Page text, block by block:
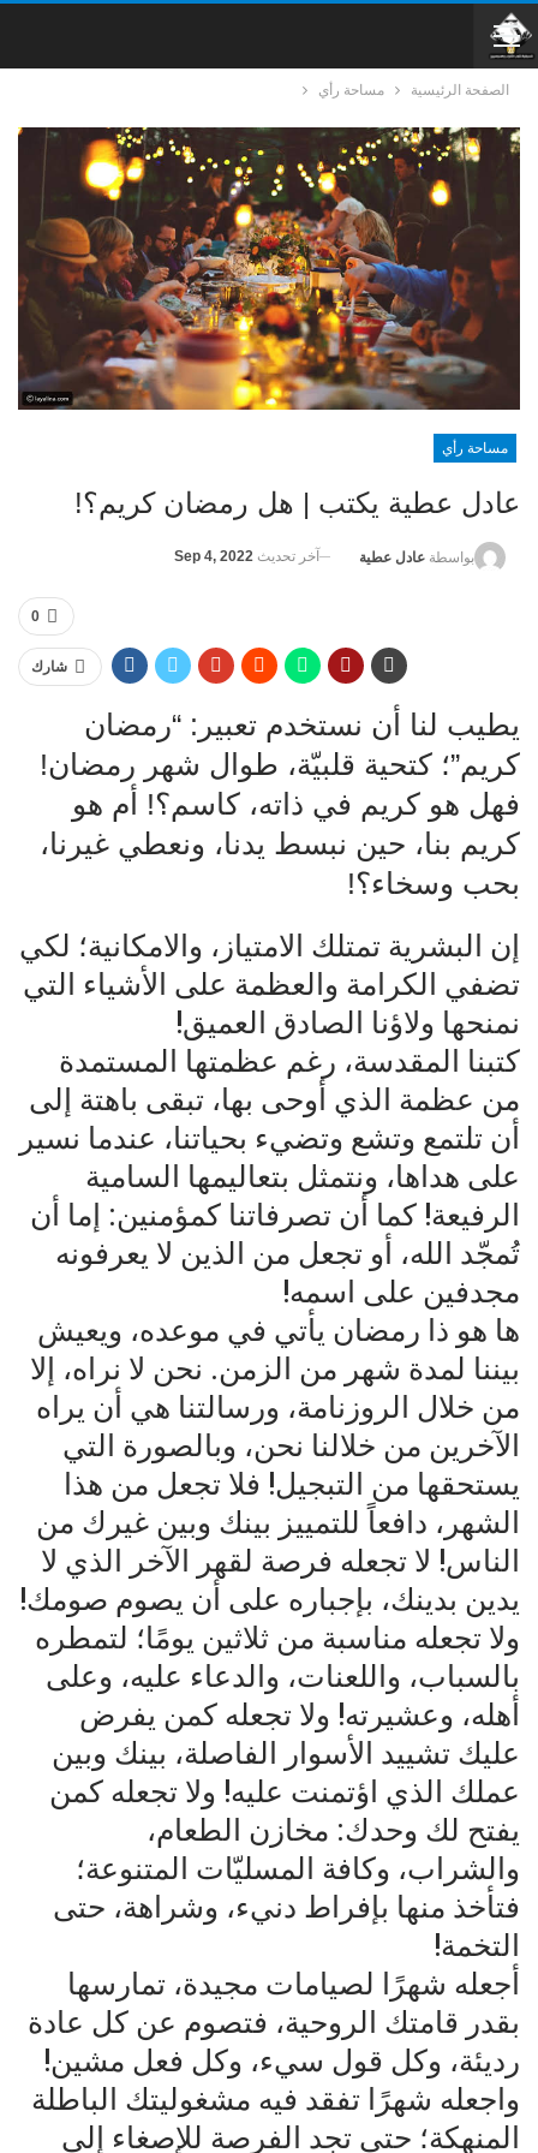
الصفحة الرئيسية مساحة رأي
مساحة رأي
عادل عطية يكتب | هل رمضان كريم؟!
بواسطة عادل عطية آخر تحديث Sep 4, 2022
0
شارك
يطيب لنا أن نستخدم تعبير: “رمضان
كريم”؛ كتحية قلبيّة، طوال شهر رمضان!
فهل هو كريم في ذاته، كاسم؟! أم هو
كريم بنا، حين نبسط يدنا، ونعطي غيرنا،
بحب وسخاء؟!
إن البشرية تمتلك الامتياز، والامكانية؛ لكي
تضفي الكرامة والعظمة على الأشياء التي
نمنحها ولاؤنا الصادق العميق!
كتبنا المقدسة، رغم عظمتها المستمدة
من عظمة الذي أوحى بها، تبقى باهتة إلى
أن تلتمع وتشع وتضيء بحياتنا، عندما نسير
على هداها، ونتمثل بتعاليمها السامية
الرفيعة! كما أن تصرفاتنا كمؤمنين: إما أن
تُمجّد الله، أو تجعل من الذين لا يعرفونه
مجدفين على اسمه!
ها هو ذا رمضان يأتي في موعده، ويعيش
بيننا لمدة شهر من الزمن. نحن لا نراه، إلا
من خلال الروزنامة، ورسالتنا هي أن يراه
الآخرين من خلالنا نحن، وبالصورة التي
يستحقها من التبجيل! فلا تجعل من هذا
الشهر، دافعاً للتمييز بينك وبين غيرك من
الناس! لا تجعله فرصة لقهر الآخر الذي لا
يدين بدينك، بإجباره على أن يصوم صومك!
ولا تجعله مناسبة من ثلاثين يومًا؛ لتمطره
بالسباب، واللعنات، والدعاء عليه، وعلى
أهله، وعشيرته! ولا تجعله كمن يفرض
عليك تشييد الأسوار الفاصلة، بينك وبين
عملك الذي اؤتمنت عليه! ولا تجعله كمن
يفتح لك وحدك: مخازن الطعام،
والشراب، وكافة المسليّات المتنوعة؛
فتأخذ منها بإفراط دنيء، وشراهة، حتى
التخمة!
أجعله شهرًا لصيامات مجيدة، تمارسها
بقدر قامتك الروحية، فتصوم عن كل عادة
رديئة، وكل قول سيء، وكل فعل مشين!
واجعله شهرًا تفقد فيه مشغوليتك الباطلة
المنهكة؛ حتى تجد الفرصة للإصغاء إلى